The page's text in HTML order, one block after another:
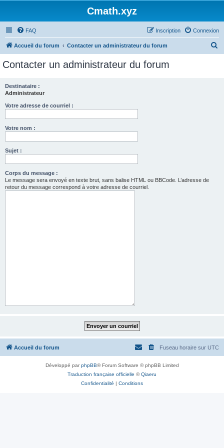
Cmath.xyz
FAQ Connexion
Inscription
Accueil du forum Contacter un administrateur du forum
Contacter un administrateur du forum
Destinataire :
Administrateur
Votre adresse de courriel :
Votre nom :
Sujet :
Corps du message :
Le message sera envoyé en texte brut, sans balise HTML ou BBCode. L’adresse de
retour du message correspond à votre adresse de courriel.
Accueil du forum Fuseau horaire sur UTC
Développé parphpBB® Forum Software © phpBB Limited
Traduction française officielle ©Qiaeru
Confidentialité | Conditions